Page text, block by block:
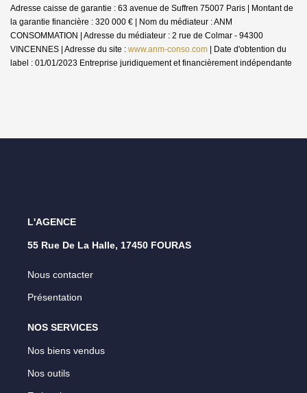
Adresse caisse de garantie : 63 avenue de Suffren 75007 Paris | Montant de
la garantie financière : 320 000 € | Nom du médiateur : ANM
CONSOMMATION | Adresse du médiateur : 2 rue de Colmar - 94300
VINCENNES | Adresse du site : www.anm-conso.com | Date d'obtention du
label : 01/01/2023 Entreprise juridiquement et financièrement indépendante
L'AGENCE
55 Rue De La Halle, 17450 FOURAS
Nous contacter
Présentation
NOS SERVICES
Nos biens vendus
Nos outils